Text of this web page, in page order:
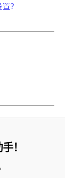
？
！